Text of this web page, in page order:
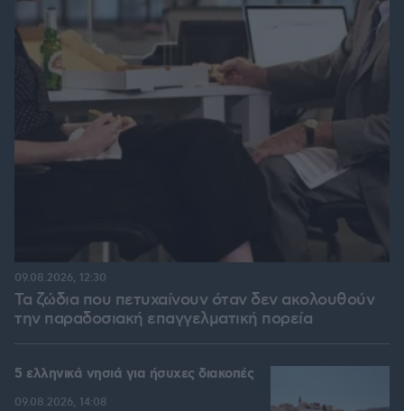
Τα ζώδια που πετυχαίνουν όταν δεν ακολουθούν
την παραδοσιακή επαγγελματική πορεία
09.08.2026, 12:30
5 ελληνικά νησιά για ήσυχες διακοπές
09.08.2026, 14:08